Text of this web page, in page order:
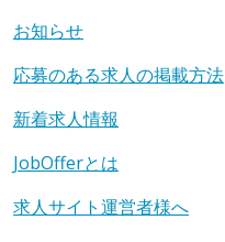
お知らせ
応募のある求人の掲載方法
新着求人情報
JobOfferとは
求人サイト運営者様へ